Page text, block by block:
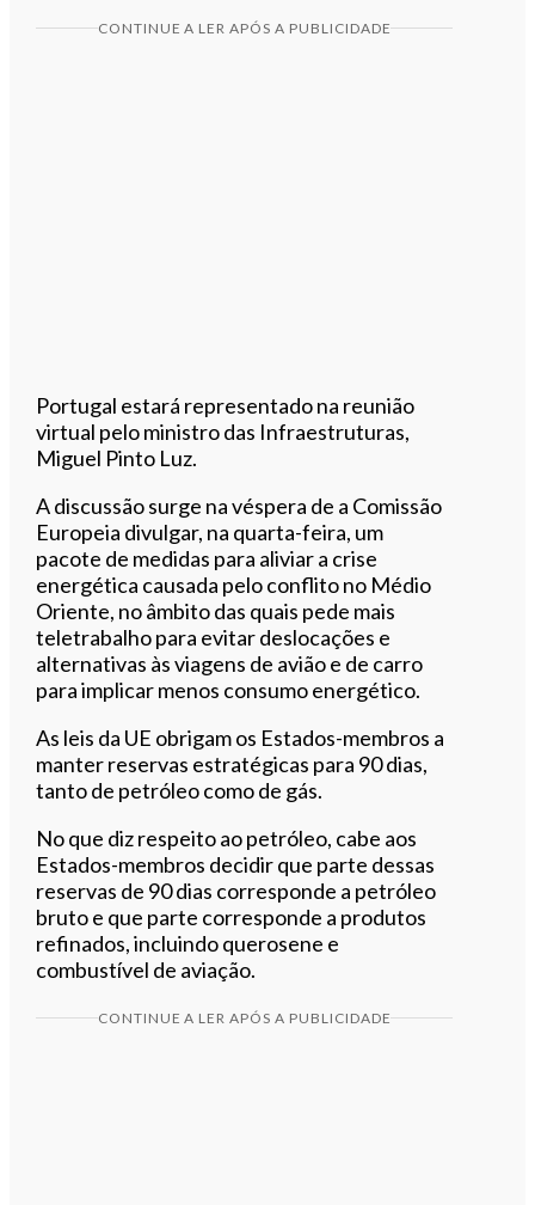
CONTINUE A LER APÓS A PUBLICIDADE
Portugal estará representado na reunião
virtual pelo ministro das Infraestruturas,
Miguel Pinto Luz.
A discussão surge na véspera de a Comissão
Europeia divulgar, na quarta-feira, um
pacote de medidas para aliviar a crise
energética causada pelo conflito no Médio
Oriente, no âmbito das quais pede mais
teletrabalho para evitar deslocações e
alternativas às viagens de avião e de carro
para implicar menos consumo energético.
As leis da UE obrigam os Estados-membros a
manter reservas estratégicas para 90 dias,
tanto de petróleo como de gás.
No que diz respeito ao petróleo, cabe aos
Estados-membros decidir que parte dessas
reservas de 90 dias corresponde a petróleo
bruto e que parte corresponde a produtos
refinados, incluindo querosene e
combustível de aviação.
CONTINUE A LER APÓS A PUBLICIDADE